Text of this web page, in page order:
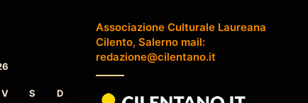
V S D
Associazione Culturale Laureana
Cilento, Salerno mail:
redazione@cilentano.it